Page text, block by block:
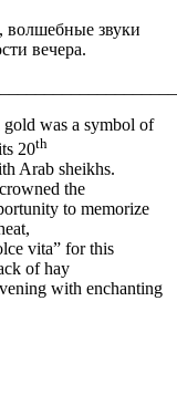
волшебные звуки
вечера.
was a symbol of
20th
Arab sheikhs.
the
to memorize
vita” for this
of hay
with enchanting